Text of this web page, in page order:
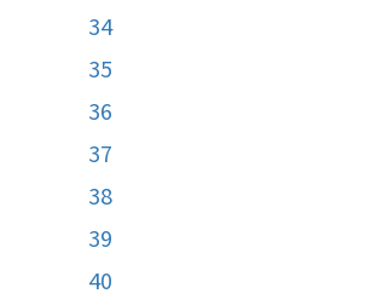
34
35
36
37
38
39
40